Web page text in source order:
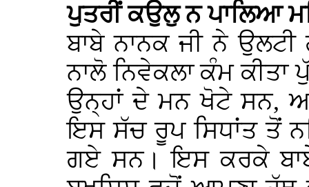
ਪੁਤਰੀਂ ਕਉਲੁ ਨ ਪਾਲਿਆ
ਬਾਬੇ ਨਾਨਕ ਜੀ ਨੇ
ਨਾਲੋ ਨਿਵੇਕਲਾ ਕੰਮ ਕੀਤਾ
ਉਨ੍ਹਾਂ ਦੇ ਮਨ ਖੋਟੇ ਸਨ,
ਇਸ ਸੱਚ ਰੂਪ ਸਿਧਾਂਤ ਤੋਂ
ਗਏ ਸਨ। ਇਸ ਕਰਕੇ